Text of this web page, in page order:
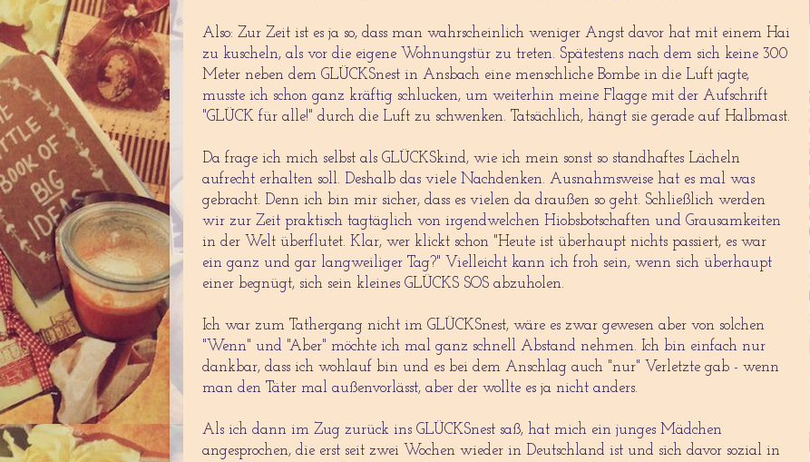
Also: Zur Zeit ist es ja so, dass man wahrscheinlich weniger Angst davor hat mit einem Hai
zu kuscheln, als vor die eigene Wohnungstür zu treten. Spätestens nach dem sich keine 300
Meter neben dem GLÜCKSnest in Ansbach eine menschliche Bombe in die Luft jagte,
musste ich schon ganz kräftig schlucken, um weiterhin meine Flagge mit der Aufschrift
"GLÜCK für alle!" durch die Luft zu schwenken. Tatsächlich, hängt sie gerade auf Halbmast.
Da frage ich mich selbst als GLÜCKSkind, wie ich mein sonst so standhaftes Lächeln
aufrecht erhalten soll. Deshalb das viele Nachdenken. Ausnahmsweise hat es mal was
gebracht. Denn ich bin mir sicher, dass es vielen da draußen so geht. Schließlich werden
wir zur Zeit praktisch tagtäglich von irgendwelchen Hiobsbotschaften und Grausamkeiten
in der Welt überflutet. Klar, wer klickt schon "Heute ist überhaupt nichts passiert, es war
ein ganz und gar langweiliger Tag?" Vielleicht kann ich froh sein, wenn sich überhaupt
einer begnügt, sich sein kleines GLÜCKS SOS abzuholen.
Ich war zum Tathergang nicht im GLÜCKSnest, wäre es zwar gewesen aber von solchen
"Wenn" und "Aber" möchte ich mal ganz schnell Abstand nehmen. Ich bin einfach nur
dankbar, dass ich wohlauf bin und es bei dem Anschlag auch "nur" Verletzte gab - wenn
man den Täter mal außenvorlässt, aber der wollte es ja nicht anders.
Als ich dann im Zug zurück ins GLÜCKSnest saß, hat mich ein junges Mädchen
angesprochen, die erst seit zwei Wochen wieder in Deutschland ist und sich davor sozial in